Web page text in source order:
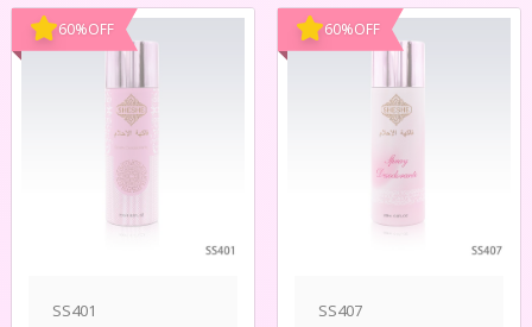
60%OFF
SS401
60%OFF
SS407